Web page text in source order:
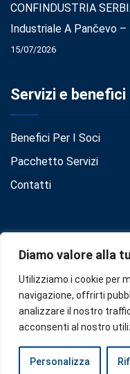
Diamo valore alla
Utilizziamo i cookie per
navigazione, offrirti
analizzare il nostro
acconsenti al nostro
Personalizza
CONFINDUSTRIA
Industriale A Pančevo
15/07/2026
Servizi e benefici
Benefici Per I Soci
Pacchetto Servizi
Contatti
Privacy•
Copyright © 2024